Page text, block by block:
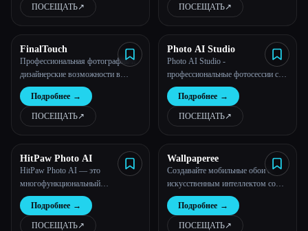
ПОСЕЩАТЬ↗︎ ПОСЕЩАТЬ↗︎
FinalTouch
Профессиональная фотография и
дизайнерские возможности в
ваших руках
Подробнее →
ПОСЕЩАТЬ↗︎
Photo AI Studio
Photo AI Studio -
профессиональные фотосессии с
искусственным интеллектом
только с одним селфи
Подробнее →
ПОСЕЩАТЬ↗︎
HitPaw Photo AI
HitPaw Photo AI — это
многофункциональный
инструмент для редактирования
фотографий с искусственным
интеллектом, который объединяет
Подробнее →
ПОСЕЩАТЬ↗︎
Wallpaperee
Создавайте мобильные обои с
искусственным интеллектом со
своим именем
Подробнее →
ПОСЕЩАТЬ↗︎